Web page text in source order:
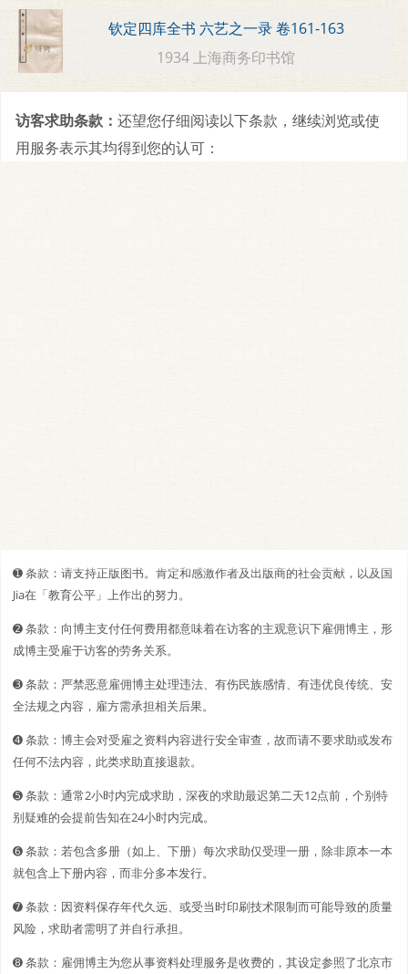
钦定四库全书 六艺之一录 卷161-163
1934 上海商务印书馆
访客求助条款： 还望您仔细阅读以下条款，继续浏览或使
用服务表示其均得到您的认可：
➊️ 条款：请支持正版图书。肯定和感激作者及出版商的社会贡献，以及国
Jia在「教育公平」上作出的努力。
➋️️ 条款：向博主支付任何费用都意味着在访客的主观意识下雇佣博主，形
成博主受雇于访客的劳务关系。
➌ 条款：严禁恶意雇佣博主处理违法、有伤民族感情、有违优良传统、安
全法规之内容，雇方需承担相关后果。
➍ 条款：博主会对受雇之资料内容进行安全审查，故而请不要求助或发布
任何不法内容，此类求助直接退款。
➎ 条款：通常2小时内完成求助，深夜的求助最迟第二天12点前，个别特
别疑难的会提前告知在24小时内完成。
➏ 条款：若包含多册（如上、下册）每次求助仅受理一册，除非原本一本
就包含上下册内容，而非分多本发行。
➐ 条款：因资料保存年代久远、或受当时印刷技术限制而可能导致的质量
风险，求助者需明了并自行承担。
➑ 条款：雇佣博主为您从事资料处理服务是收费的，其设定参照了北京市